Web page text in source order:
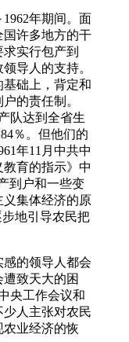
年期间。面
国许多地方的干
实行包产到
导人的支持。
础上，背定和
的责任制。
队达到全省生
％。但他们的
年11月中共中
育的指示》中
到户和一些变
集体经济的原
地引导农民把
的领导人都会
致天大的困
央工作会议和
人主张对农民
业经济的恢